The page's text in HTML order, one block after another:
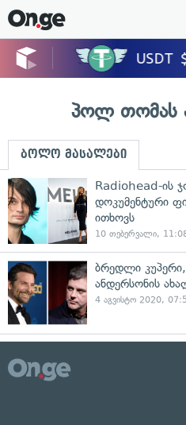
პოლ თომას
ბოლო მასალები
Radiohead-ის
დოკუმენტური
ითხოვს
10 თებერვალი,
ბრედლი
ანდერსონის
4 აგვისტო 2020,